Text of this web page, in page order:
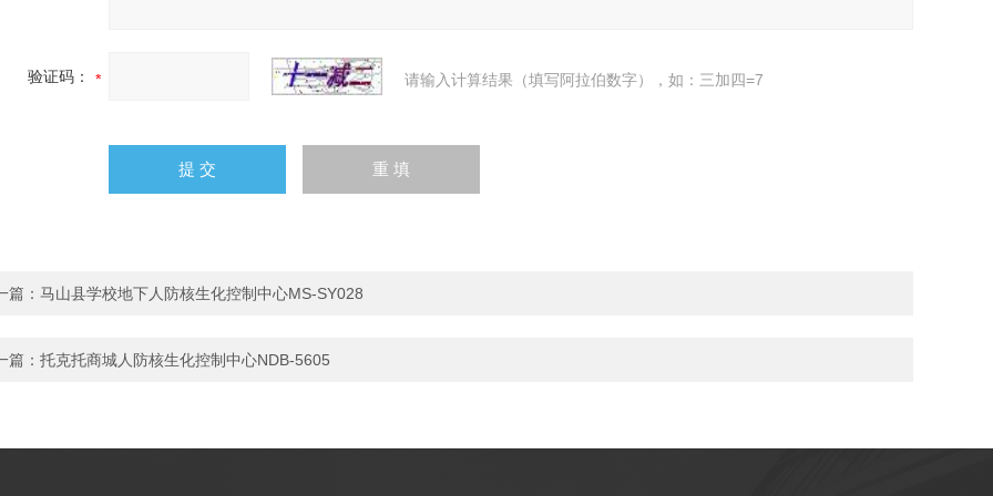
验证码： 请输入计算结果（填写阿拉伯数字），如：三加四=7
篇： 马山县学校地下人防核生化控制中心MS-SY028
篇： 托克托商城人防核生化控制中心NDB-5605